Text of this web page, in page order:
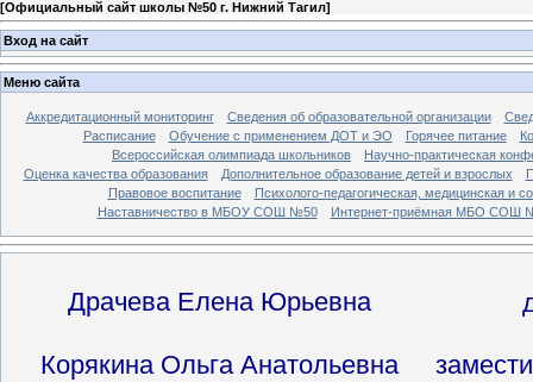
[Официальный сайт школы №50 г. Нижний Тагил]
Вход на сайт
Меню сайта
Аккредитационный мониторинг Сведения об образовательной организации
Расписание
Обучение с применением ДОТ и ЭО Горячее питание
Всероссийская олимпиада школьников
Научно-практическая
Оценка качества образования
Дополнительное образование детей и взрослых
Правовое воспитание
Психолого-педагогическая, медицинская и
Наставничество в МБОУ СОШ №50
Интернет-приёмная МБО СОШ
Драчева Елена Юрьевна
Корякина Ольга Анатольевна